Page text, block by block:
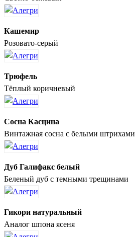
Кашемир
Розовато-серый
Трюфель
Тёплый коричневый
Сосна Касцина
Винтажная сосна с белыми штрихами
Дуб Галифакс белый
Беленый дуб с темными трещинами
Гикори натуральный
Аналог шпона ясеня